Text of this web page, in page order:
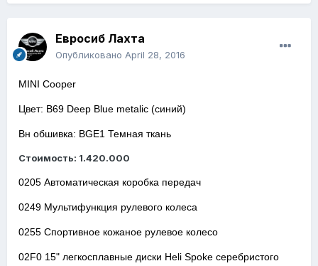
Евросиб Лахта
Опубликовано April 28, 2016
MINI Cooper
Цвет: B69 Deep Blue metalic (синий)
Вн обшивка: BGE1 Темная ткань
Стоимость: 1.420.000
0205 Автоматическая коробка передач
0249 Мультифункция рулевого колеса
0255 Спортивное кожаное рулевое колесо
02F0 15" легкосплавные диски Heli Spoke серебристого